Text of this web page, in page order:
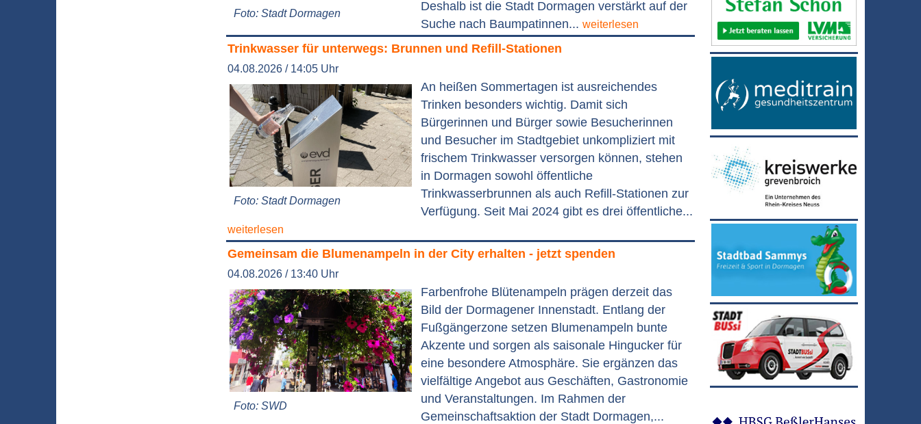
Foto: Stadt Dormagen
Deshalb ist die Stadt Dormagen verstärkt auf der
Suche nach Baumpatinnen... weiterlesen
Trinkwasser für unterwegs: Brunnen und Refill-Stationen
04.08.2026 / 14:05 Uhr
Foto: Stadt Dormagen
An heißen Sommertagen ist ausreichendes
Trinken besonders wichtig. Damit sich
Bürgerinnen und Bürger sowie Besucherinnen
und Besucher im Stadtgebiet unkompliziert mit
frischem Trinkwasser versorgen können, stehen
in Dormagen sowohl öffentliche
Trinkwasserbrunnen als auch Refill-Stationen zur
Verfügung. Seit Mai 2024 gibt es drei öffentliche...
weiterlesen
Gemeinsam die Blumenampeln in der City erhalten - jetzt spenden
04.08.2026 / 13:40 Uhr
Foto: SWD
Farbenfrohe Blütenampeln prägen derzeit das
Bild der Dormagener Innenstadt. Entlang der
Fußgängerzone setzen Blumenampeln bunte
Akzente und sorgen als saisonale Hingucker für
eine besondere Atmosphäre. Sie ergänzen das
vielfältige Angebot aus Geschäften, Gastronomie
und Veranstaltungen. Im Rahmen der
Gemeinschaftsaktion der Stadt Dormagen,...